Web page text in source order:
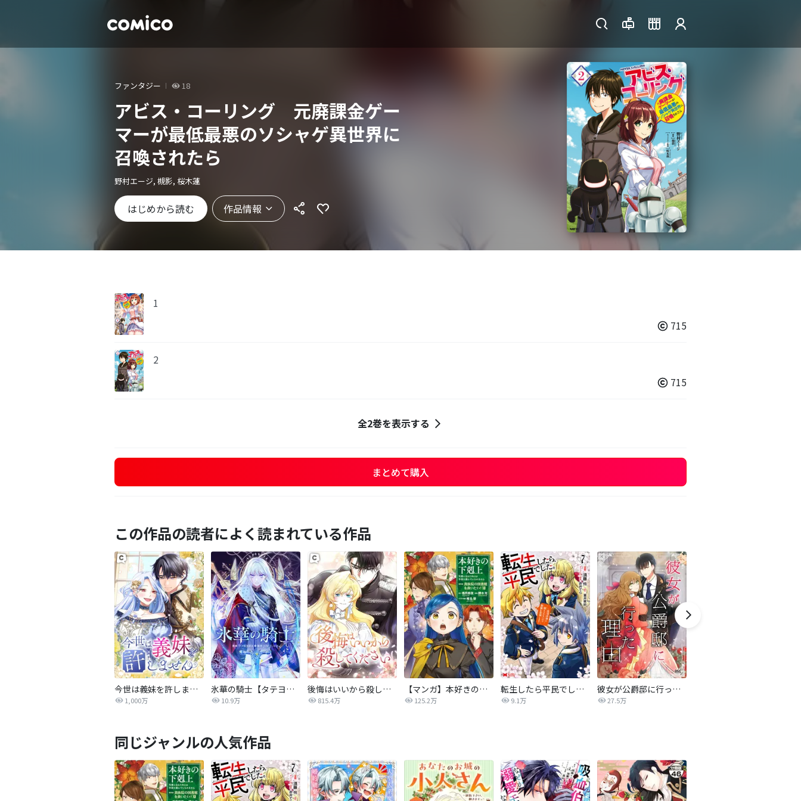
ファンタジー 18
アビス・コーリング 元廃課金ゲー
マーが最低最悪のソシャゲ異世界に
召喚されたら
野村エージ, 槻影, 桜木蓮
はじめから読む 作品情報
1
715
2
715
全2巻を表示する
まとめて購入
この作品の読者によく読まれている作品
今世は義妹を許しません
1,000万
氷華の騎士【タテヨミ】
10.9万
後悔はいいから殺してください
815.4万
【マンガ】本好きの下剋上 第四部
125.2万
転生したら平民でした。～生活水準に耐えられないので貴族を目指します～（コミック）
9.1万
彼女が公爵邸に行った理由【タテヨミ】
27.5万
同じジャンルの人気作品